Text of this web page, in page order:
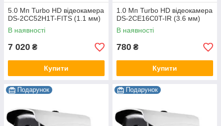
5.0 Мп Turbo HD відеокамера
DS-2CC52H1T-FITS (1.1 мм)
В наявності
7 020 ₴
Купити
1.0 Мп Turbo HD відеокамера
DS-2CE16C0T-IR (3.6 мм)
В наявності
780 ₴
Купити
Подарунок Подарунок